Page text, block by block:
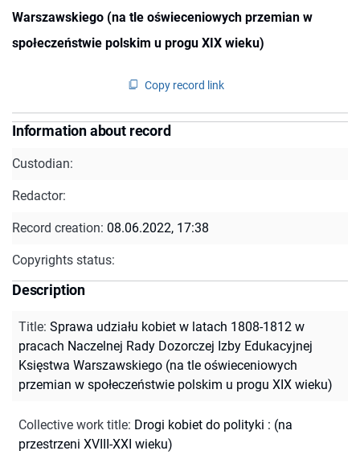
Warszawskiego (na tle oświeceniowych przemian w
społeczeństwie polskim u progu XIX wieku)
Copy record link
Information about record
Custodian:
Redactor:
Record creation: 08.06.2022, 17:38
Copyrights status:
Description
Title: Sprawa udziału kobiet w latach 1808-1812 w
pracach Naczelnej Rady Dozorczej Izby Edukacyjnej
Księstwa Warszawskiego (na tle oświeceniowych
przemian w społeczeństwie polskim u progu XIX wieku)
Collective work title: Drogi kobiet do polityki : (na
przestrzeni XVIII-XXI wieku)